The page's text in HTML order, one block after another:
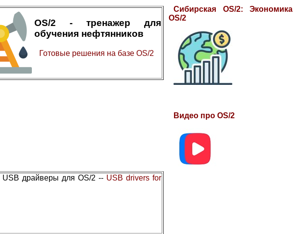
OS/2 - тренажер для
обучения нефтянников
Готовые решения на базе OS/2
драйверы для OS/2 -- USB drivers for
Сибирская OS/2: Экономика
OS/2
Видео про OS/2